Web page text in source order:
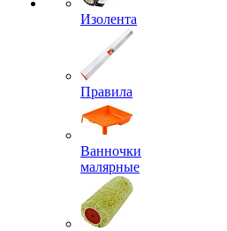
Изолента
Правила
Ванночки
малярные